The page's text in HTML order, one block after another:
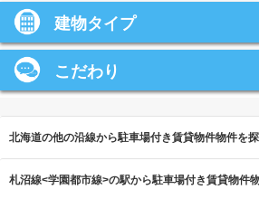
建物タイプ
こだわり
北海道の他の沿線から駐車場付き賃貸物件物件を
札沼線<学園都市線>の駅から駐車場付き賃貸物件